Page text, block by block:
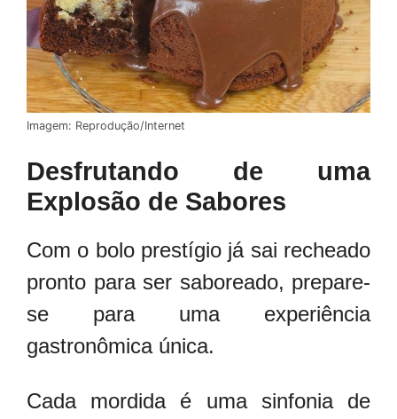
Imagem: Reprodução/Internet
Desfrutando de uma
Explosão de Sabores
Com o bolo prestígio já sai recheado
pronto para ser saboreado, prepare-
se para uma experiência
gastronômica única.
Cada mordida é uma sinfonia de